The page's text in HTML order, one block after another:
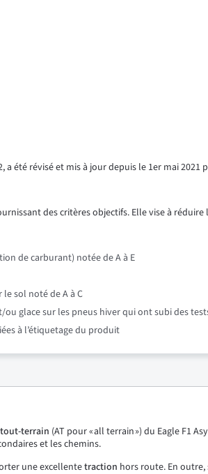
été révisé et mis à jour depuis le 1er mai
des critères objectifs. Elle vise à
de carburant) notée de A à E
sol noté de A à C
glace sur les pneus hiver qui ont subi des
à l’étiquetage du produit
terrain (AT pour « all terrain ») du Eagle F1
et les chemins.
une excellentetraction hors route. En